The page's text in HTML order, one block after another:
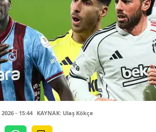
- 15:44 KAYNAK: Ulaş Kökçe